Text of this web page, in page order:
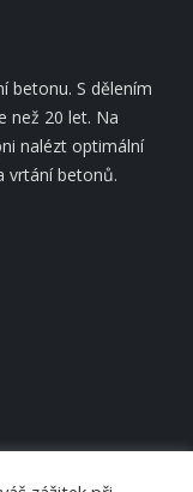
betonu. S dělením
než 20 let. Na
nalézt optimální
vrtání betonů.